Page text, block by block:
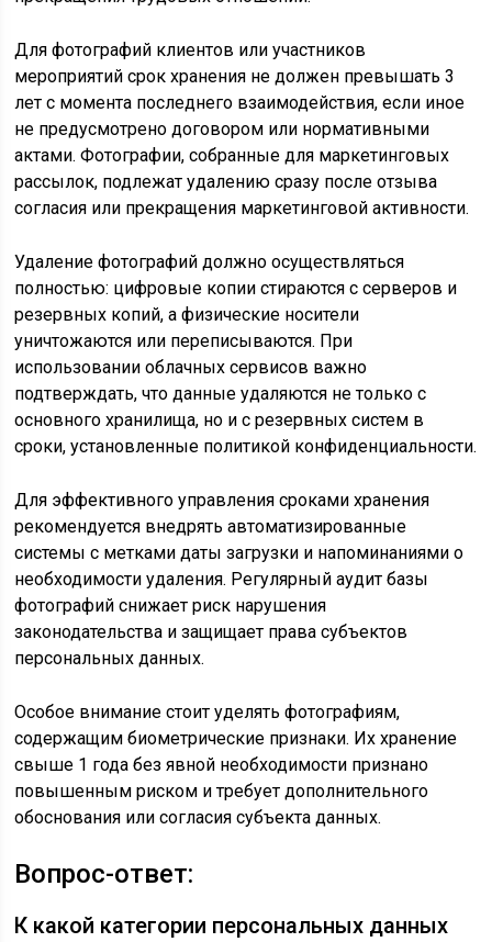
Для фотографий клиентов или участников
мероприятий срок хранения не должен превышать 3
лет с момента последнего взаимодействия, если иное
не предусмотрено договором или нормативными
актами. Фотографии, собранные для маркетинговых
рассылок, подлежат удалению сразу после отзыва
согласия или прекращения маркетинговой активности.
Удаление фотографий должно осуществляться
полностью: цифровые копии стираются с серверов и
резервных копий, а физические носители
уничтожаются или переписываются. При
использовании облачных сервисов важно
подтверждать, что данные удаляются не только с
основного хранилища, но и с резервных систем в
сроки, установленные политикой конфиденциальности.
Для эффективного управления сроками хранения
рекомендуется внедрять автоматизированные
системы с метками даты загрузки и напоминаниями о
необходимости удаления. Регулярный аудит базы
фотографий снижает риск нарушения
законодательства и защищает права субъектов
персональных данных.
Особое внимание стоит уделять фотографиям,
содержащим биометрические признаки. Их хранение
свыше 1 года без явной необходимости признано
повышенным риском и требует дополнительного
обоснования или согласия субъекта данных.
Вопрос-ответ:
К какой категории персональных данных